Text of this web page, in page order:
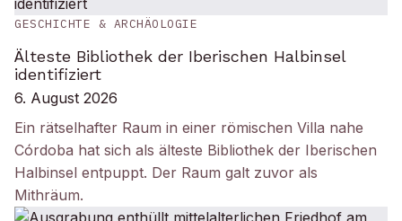
GESCHICHTE & ARCHÄOLOGIE
Älteste Bibliothek der Iberischen Halbinsel
identifiziert
6. August 2026
Ein rätselhafter Raum in einer römischen Villa nahe
Córdoba hat sich als älteste Bibliothek der Iberischen
Halbinsel entpuppt. Der Raum galt zuvor als
Mithräum.